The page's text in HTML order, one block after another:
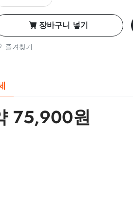
장바구니 넣기
즐겨찾기
75,900원